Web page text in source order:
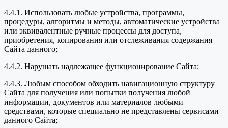
4.4.1. Использовать любые устройства, программы,
процедуры, алгоритмы и методы, автоматические устройства
или эквивалентные ручные процессы для доступа,
приобретения, копирования или отслеживания содержания
Сайта данного;
4.4.2. Нарушать надлежащее функционирование Сайта;
4.4.3. Любым способом обходить навигационную структуру
Сайта для получения или попытки получения любой
информации, документов или материалов любыми
средствами, которые специально не представлены сервисами
данного Сайта;